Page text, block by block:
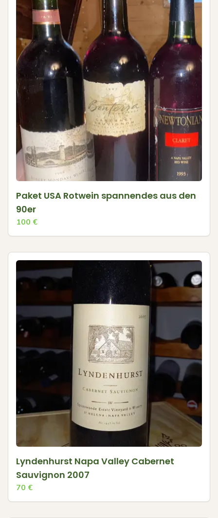
Paket USA Rotwein spannendes aus den
90er
100 €
Lyndenhurst Napa Valley Cabernet
Sauvignon 2007
70 €